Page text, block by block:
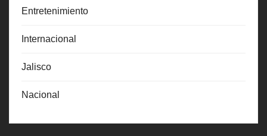
Entretenimiento
Internacional
Jalisco
Nacional